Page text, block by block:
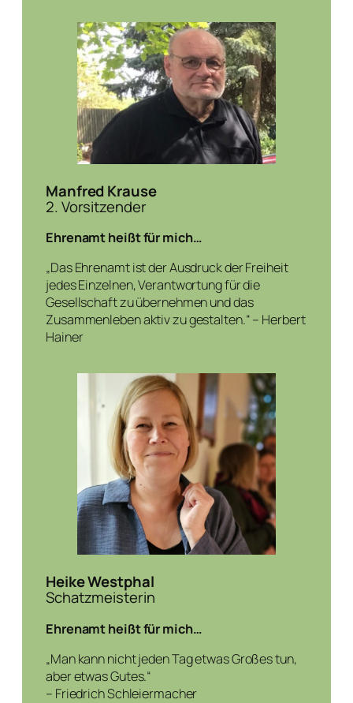
Manfred Krause
2. Vorsitzender
Ehrenamt heißt für mich…
„Das Ehrenamt ist der Ausdruck der Freiheit
jedes Einzelnen, Verantwortung für die
Gesellschaft zu übernehmen und das
Zusammenleben aktiv zu gestalten.“ – Herbert
Hainer
Heike Westphal
Schatzmeisterin
Ehrenamt heißt für mich…
„Man kann nicht jeden Tag etwas Großes tun,
aber etwas Gutes.“
– Friedrich Schleiermacher